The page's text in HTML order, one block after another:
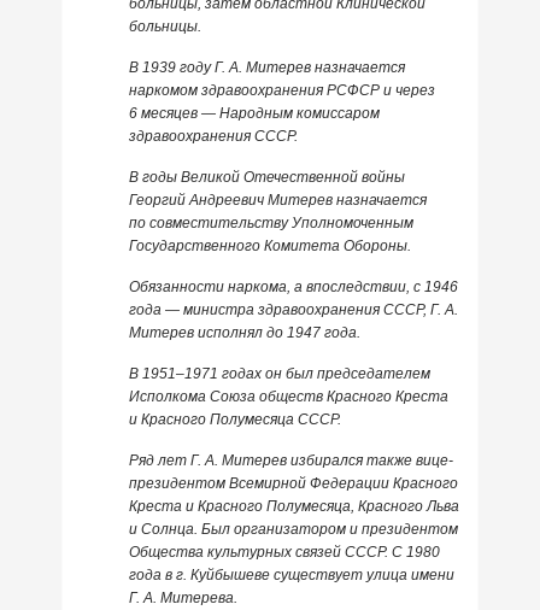
больницы, затем областной Клинической
больницы.
В 1939 году Г. А. Митерев назначается
наркомом здравоохранения РСФСР и через
6 месяцев — Народным комиссаром
здравоохранения СССР.
В годы Великой Отечественной войны
Георгий Андреевич Митерев назначается
по совместительству Уполномоченным
Государственного Комитета Обороны.
Обязанности наркома, а впоследствии, с 1946
года — министра здравоохранения СССР, Г. А.
Митерев исполнял до 1947 года.
В 1951–1971 годах он был председателем
Исполкома Союза обществ Красного Креста
и Красного Полумесяца СССР.
Ряд лет Г. А. Митерев избирался также вице-
президентом Всемирной Федерации Красного
Креста и Красного Полумесяца, Красного Льва
и Солнца. Был организатором и президентом
Общества культурных связей СССР. С 1980
года в г. Куйбышеве существует улица имени
Г. А. Митерева.